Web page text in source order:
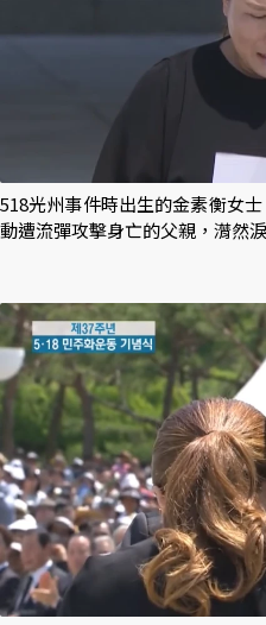
518光州事件時出生的金素衡女
動遭流彈攻擊身亡的父親，潸然